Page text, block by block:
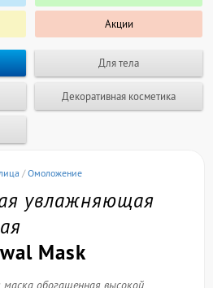
Акции
Для тела
Декоративная косметика
/Омоложение
увлажняющая
Mask
обогащенная высокой